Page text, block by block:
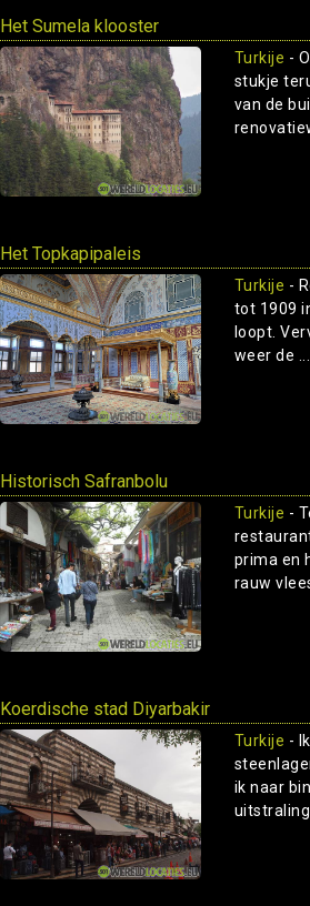
Het Sumela klooster
Turkije -
stukje
van de
Het Topkapipaleis
Turkije -
tot 1909
loopt.
weer de ...
Historisch Safranbolu
Turkije -
prima en
rauw
Koerdische stad Diyarbakir
Turkije -
ik naar
uitstraling.